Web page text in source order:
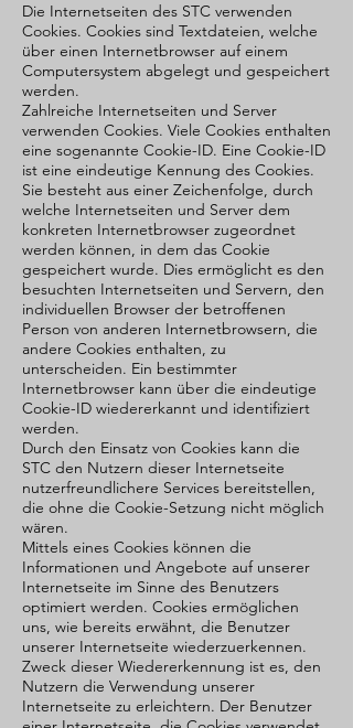
Die Internetseiten des STC verwenden
Cookies. Cookies sind Textdateien, welche
über einen Internetbrowser auf einem
Computersystem abgelegt und gespeichert
werden.
Zahlreiche Internetseiten und Server
verwenden Cookies. Viele Cookies enthalten
eine sogenannte Cookie-ID. Eine Cookie-ID
ist eine eindeutige Kennung des Cookies.
Sie besteht aus einer Zeichenfolge, durch
welche Internetseiten und Server dem
konkreten Internetbrowser zugeordnet
werden können, in dem das Cookie
gespeichert wurde. Dies ermöglicht es den
besuchten Internetseiten und Servern, den
individuellen Browser der betroffenen
Person von anderen Internetbrowsern, die
andere Cookies enthalten, zu
unterscheiden. Ein bestimmter
Internetbrowser kann über die eindeutige
Cookie-ID wiedererkannt und identifiziert
werden.
Durch den Einsatz von Cookies kann die
STC den Nutzern dieser Internetseite
nutzerfreundlichere Services bereitstellen,
die ohne die Cookie-Setzung nicht möglich
wären.
Mittels eines Cookies können die
Informationen und Angebote auf unserer
Internetseite im Sinne des Benutzers
optimiert werden. Cookies ermöglichen
uns, wie bereits erwähnt, die Benutzer
unserer Internetseite wiederzuerkennen.
Zweck dieser Wiedererkennung ist es, den
Nutzern die Verwendung unserer
Internetseite zu erleichtern. Der Benutzer